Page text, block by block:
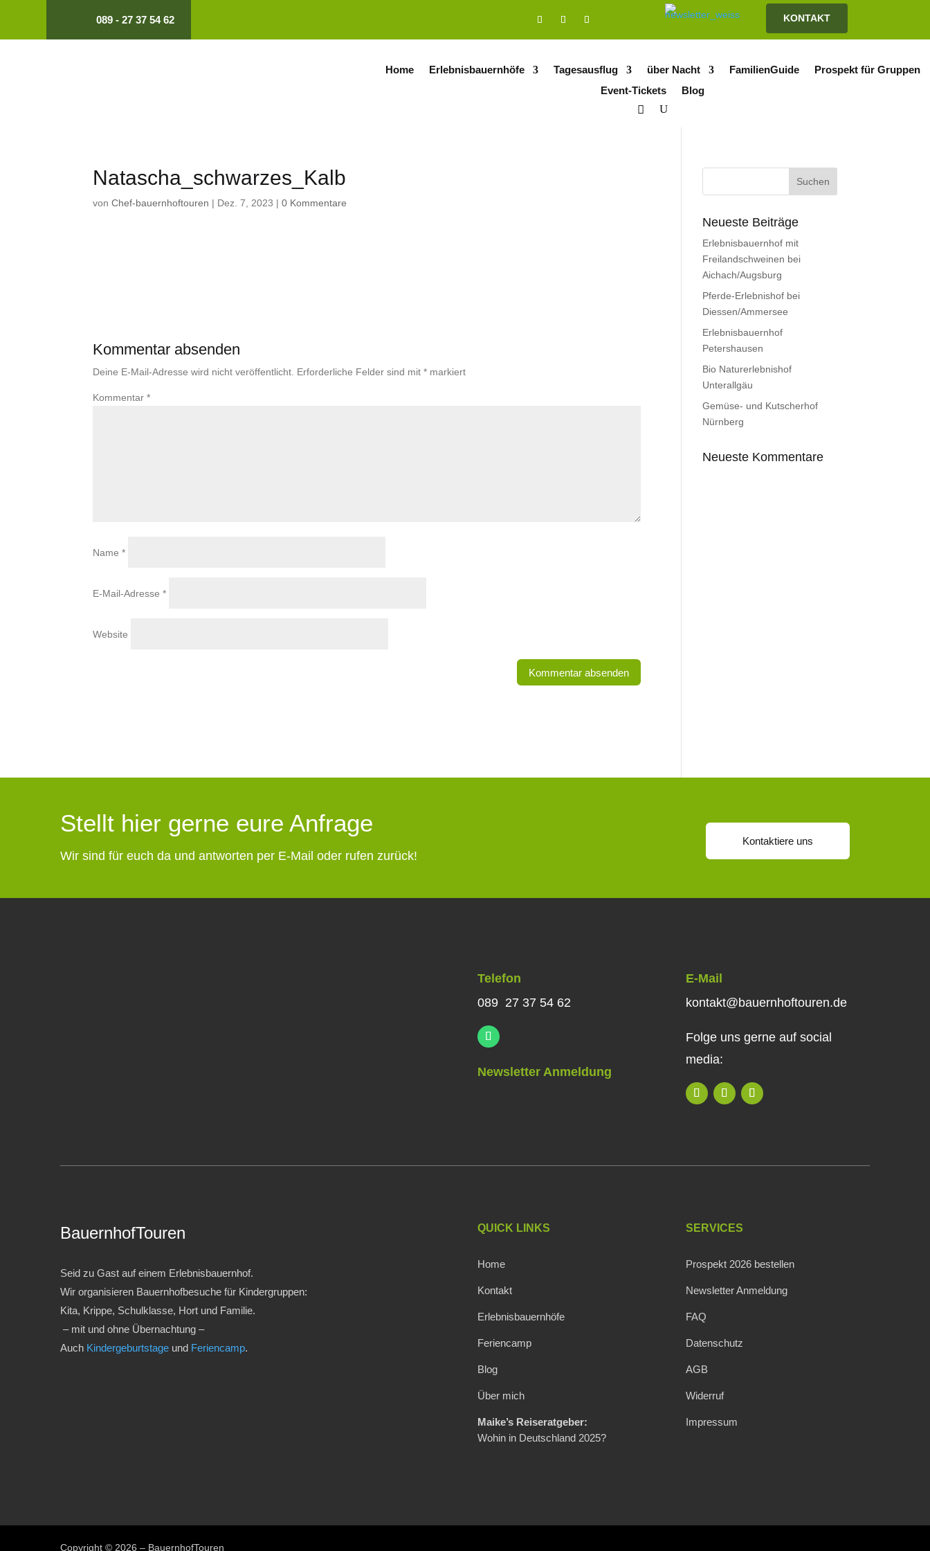
089 - 27 37 54 62 KONTAKT
Home Erlebnisbauernhöfe Tagesausflug über Nacht FamilienGuide
Prospekt für Gruppen
Event-Tickets
Blog
Natascha_schwarzes_Kalb
vonChef-bauernhoftouren | Dez. 7, 2023 |0 Kommentare
Kommentar absenden
Deine E-Mail-Adresse wird nicht veröffentlicht. Erforderliche Felder sind mit* markiert
Kommentar*
Name*
E-Mail-Adresse*
Website
Neueste Beiträge
Erlebnisbauernhof mit
Freilandschweinen bei
Aichach/Augsburg
Pferde-Erlebnishof bei
Diessen/Ammersee
Erlebnisbauernhof
Petershausen
Bio Naturerlebnishof
Unterallgäu
Gemüse- und Kutscherhof
Nürnberg
Neueste Kommentare
Stellt hier gerne eure Anfrage
Wir sind für euch da und antworten per E-Mail oder rufen zurück!
Kontaktiere uns
Telefon
089 27 37 54 62
Newsletter Anmeldung
E-Mail
kontakt@bauernhoftouren.de
Folge uns gerne auf social
media:
BauernhofTouren
Seid zu Gast auf einem Erlebnisbauernhof.
Wir organisieren Bauernhofbesuche für Kindergruppen:
Kita, Krippe, Schulklasse, Hort und Familie.
– mit und ohne Übernachtung –
Auch Kindergeburtstage und Feriencamp.
QUICK LINKS
Home
Kontakt
Erlebnisbauernhöfe
Feriencamp
Blog
Über mich
Maike’s Reiseratgeber:
Wohin in Deutschland 2025?
SERVICES
Prospekt 2026 bestellen
Newsletter Anmeldung
FAQ
Datenschutz
AGB
Widerruf
Impressum
Copyright © 2026 – BauernhofTouren